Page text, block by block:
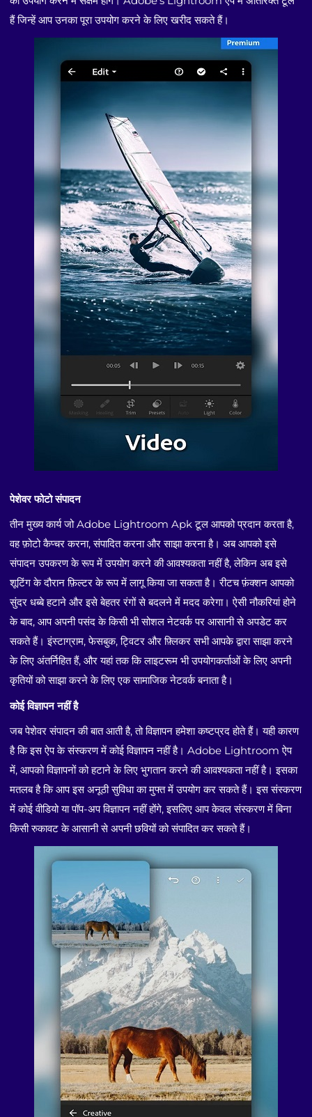
हैं जिन्हें आप उनका पूरा उपयोग करने के लिए खरीद सकते हैं।
पेशेवर फोटो संपादन
तीन मुख्य कार्य जो Adobe Lightroom Apk टूल आपको प्रदान करता है,
वह फ़ोटो कैप्चर करना, संपादित करना और साझा करना है। अब आपको इसे
संपादन उपकरण के रूप में उपयोग करने की आवश्यकता नहीं है, लेकिन अब इसे
शूटिंग के दौरान फ़िल्टर के रूप में लागू किया जा सकता है। रीटच फ़ंक्शन आपको
सुंदर धब्बे हटाने और इसे बेहतर रंगों से बदलने में मदद करेगा। ऐसी नौकरियां होने
के बाद, आप अपनी पसंद के किसी भी सोशल नेटवर्क पर आसानी से अपडेट कर
सकते हैं। इंस्टाग्राम, फेसबुक, ट्विटर और फ़्लिकर सभी आपके द्वारा साझा करने
के लिए अंतर्निहित हैं, और यहां तक कि लाइटरूम भी उपयोगकर्ताओं के लिए अपनी
कृतियों को साझा करने के लिए एक सामाजिक नेटवर्क बनाता है।
कोई विज्ञापन नहीं है
जब पेशेवर संपादन की बात आती है, तो विज्ञापन हमेशा कष्टप्रद होते हैं। यही कारण
है कि इस ऐप के संस्करण में कोई विज्ञापन नहीं है। Adobe Lightroom ऐप
में, आपको विज्ञापनों को हटाने के लिए भुगतान करने की आवश्यकता नहीं है। इसका
मतलब है कि आप इस अनूठी सुविधा का मुफ्त में उपयोग कर सकते हैं। इस संस्करण
में कोई वीडियो या पॉप-अप विज्ञापन नहीं होंगे, इसलिए आप केवल संस्करण में बिना
किसी रुकावट के आसानी से अपनी छवियों को संपादित कर सकते हैं।